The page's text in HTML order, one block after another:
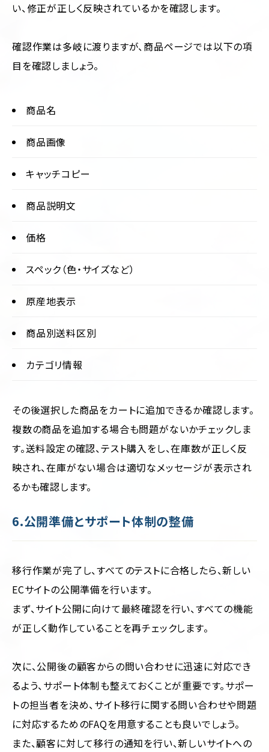
い、修正が正しく反映されているかを確認します。
確認作業は多岐に渡りますが、商品ページでは以下の項
目を確認しましょう。
商品名
商品画像
キャッチコピー
商品説明文
価格
スペック（色・サイズなど）
原産地表示
商品別送料区別
カテゴリ情報
その後選択した商品をカートに追加できるか確認します。
複数の商品を追加する場合も問題がないかチェックしま
す。送料設定の確認、テスト購入をし、在庫数が正しく反
映され、在庫がない場合は適切なメッセージが表示され
るかも確認します。
6.公開準備とサポート体制の整備
移行作業が完了し、すべてのテストに合格したら、新しい
ECサイトの公開準備を行います。
まず、サイト公開に向けて最終確認を行い、すべての機能
が正しく動作していることを再チェックします。
次に、公開後の顧客からの問い合わせに迅速に対応でき
るよう、サポート体制も整えておくことが重要です。サポー
トの担当者を決め、サイト移行に関する問い合わせや問題
に対応するためのFAQを用意することも良いでしょう。
また、顧客に対して移行の通知を行い、新しいサイトへの